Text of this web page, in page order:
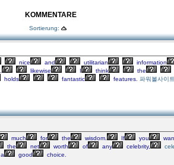
KOMMENTARE
Sortierung:
nice and utilitarian information
likewise I think the
holds fantastic features. 파워볼사이트
much for the wisdom. If you
the net worth of any celebrity,
a good choice.